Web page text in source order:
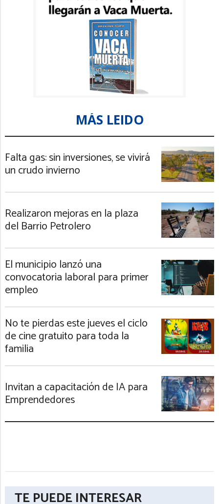
MÁS LEIDO
Falta gas: sin inversiones, se vivirá
un crudo invierno
Realizaron mejoras en la plaza
del Barrio Petrolero
El municipio lanzó una
convocatoria laboral para primer
empleo
No te pierdas este jueves el ciclo
de cine gratuito para toda la
familia
Invitan a capacitación de IA para
Emprendedores
TE PUEDE INTERESAR